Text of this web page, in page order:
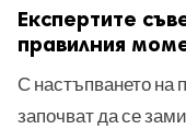
Експертите
правилния
С настъпването на
започват да се